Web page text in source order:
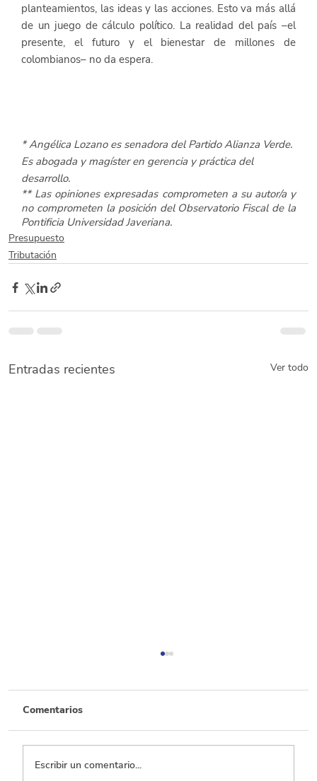
planteamientos, las ideas y las acciones. Esto va más allá
de un juego de cálculo político. La realidad del país –el
presente, el futuro y el bienestar de millones de
colombianos– no da espera.
* Angélica Lozano es senadora del Partido Alianza Verde.
Es abogada y magíster en gerencia y práctica del
desarrollo.
** Las opiniones expresadas comprometen a su autor/a y
no comprometen la posición del Observatorio Fiscal de la
Pontificia Universidad Javeriana.
Presupuesto
Tributación
Entradas recientes Ver todo
Comentarios
Escribir un comentario...